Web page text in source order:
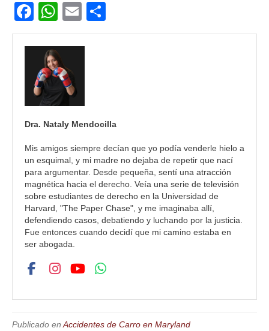
F
a
c
e
b
o
o
k
W
h
at
s
A
p
p
E
m
ail
o
Dra. Nataly Mendocilla
Mis amigos siempre decían que yo podía venderle hielo a
un esquimal, y mi madre no dejaba de repetir que nací
para argumentar. Desde pequeña, sentí una atracción
magnética hacia el derecho. Veía una serie de televisión
sobre estudiantes de derecho en la Universidad de
Harvard, "The Paper Chase", y me imaginaba allí,
defendiendo casos, debatiendo y luchando por la justicia.
Fue entonces cuando decidí que mi camino estaba en
ser abogada.
Publicado en Accidentes de Carro en Maryland